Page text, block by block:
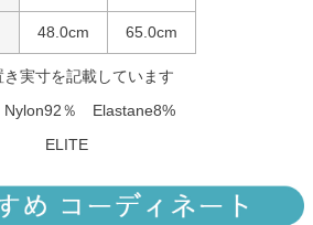
48.0cm 65.0cm
実寸を記載しています
Nylon92％ Elastane8%
ELITE